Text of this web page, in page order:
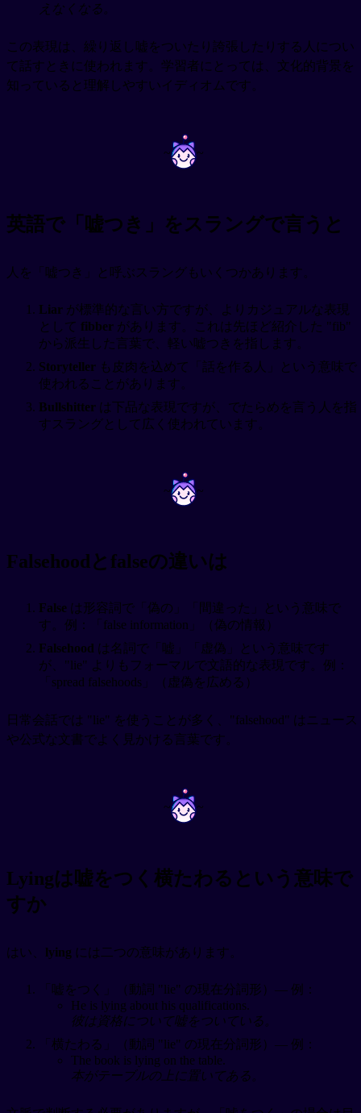
えなくなる。
この表現は、繰り返し嘘をついたり誇張したりする人につい
て話すときに使われます。学習者にとっては、文化的背景を
知っていると理解しやすいイディオムです。
~ ~
英語で「嘘つき」をスラングで言うと
人を「嘘つき」と呼ぶスラングもいくつかあります。
Liar が標準的な言い方ですが、よりカジュアルな表現
として fibber があります。これは先ほど紹介した "fib"
から派生した言葉で、軽い嘘つきを指します。
Storyteller も皮肉を込めて「話を作る人」という意味で
使われることがあります。
Bullshitter は下品な表現ですが、でたらめを言う人を指
すスラングとして広く使われています。
~ ~
Falsehoodとfalseの違いは
False は形容詞で「偽の」「間違った」という意味で
す。例：「false information」（偽の情報）
Falsehood は名詞で「嘘」「虚偽」という意味です
が、"lie" よりもフォーマルで文語的な表現です。例：
「spread falsehoods」（虚偽を広める）
日常会話では "lie" を使うことが多く、"falsehood" はニュース
や公式な文書でよく見かける言葉です。
~ ~
Lyingは嘘をつく横たわるという意味で
すか
はい、 lying には二つの意味があります。
「嘘をつく」（動詞 "lie" の現在分詞形）— 例：
He is lying about his qualifications.
彼は資格について嘘をついている。
「横たわる」（動詞 "lie" の現在分詞形）— 例：
The book is lying on the table.
本がテーブルの上に置いてある。